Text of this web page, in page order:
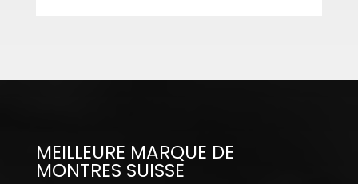
MEILLEURE MARQUE DE
MONTRES SUISSE